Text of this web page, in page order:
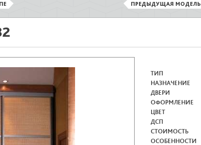
ПРЕДЫДУЩАЯ МОДЕЛЬ
ТИП
НАЗНАЧЕНИЕ
ДВЕРИ
ОФОРМЛЕНИЕ
ЦВЕТ
ДСП
СТОИМОСТЬ
ОСОБЕННОСТИ